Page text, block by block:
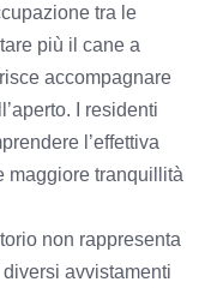
tra le
più il cane a
accompagnare
I residenti
l’effettiva
maggiore tranquillità
non rappresenta
avvistamenti